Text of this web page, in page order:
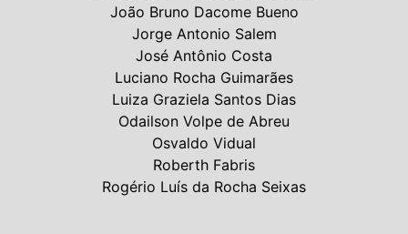
João Bruno Dacome Bueno
Jorge Antonio Salem
José Antônio Costa
Luciano Rocha Guimarães
Luiza Graziela Santos Dias
Odailson Volpe de Abreu
Osvaldo Vidual
Roberth Fabris
Rogério Luís da Rocha Seixas